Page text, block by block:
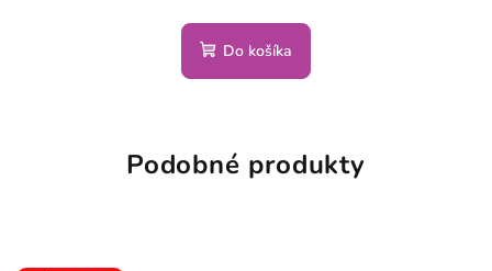
Do košíka
Podobné produkty